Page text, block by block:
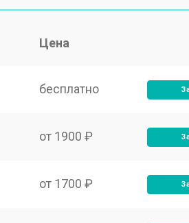
Цена
бесплатно
от 1900 ₽
от 1700 ₽